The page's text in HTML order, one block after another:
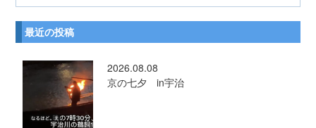
最近の投稿
2026.08.08
京の七夕 in宇治